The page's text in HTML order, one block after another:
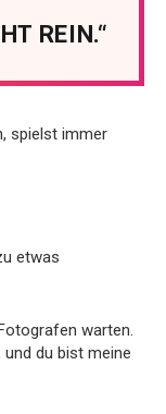
REIN.“
spielst immer
etwas
warten.
du bist meine